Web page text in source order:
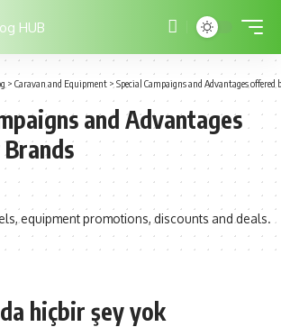
> Caravan and Equipment > Special Campaigns and Advantages offered
and Advantages
equipment promotions, discounts and deals.
hiçbir şey yok